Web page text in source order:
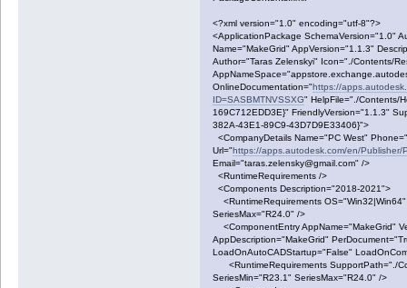
<?xml version="1.0" encoding="utf-8"?>
<ApplicationPackage SchemaVersion="1.0"
Name="MakeGrid" AppVersion="1.1.3"
Author="Taras Zelenskyi" Icon="./Contents/
OnlineDocumentation="https://
ID=SASBMTNVSSXG" HelpFile="./Contents/
169C712EDD3E}" FriendlyVersion="1.1.3"
382A-43E1-89C9-43D7D9E33406}">
<CompanyDetails Name="PC West"
Url="https://apps.autodesk.com/en/Publisher/
Email="taras.zelensky@gmail.com" />
<RuntimeRequirements />
<Components Description="2018-2021">
<RuntimeRequirements
SeriesMax="R24.0" />
<ComponentEntry AppName="MakeGrid"
AppDescription="MakeGrid"
LoadOnAutoCADStartup="False"
<RuntimeRequirements SupportPath="./
SeriesMin="R23.1" SeriesMax="R24.0" />